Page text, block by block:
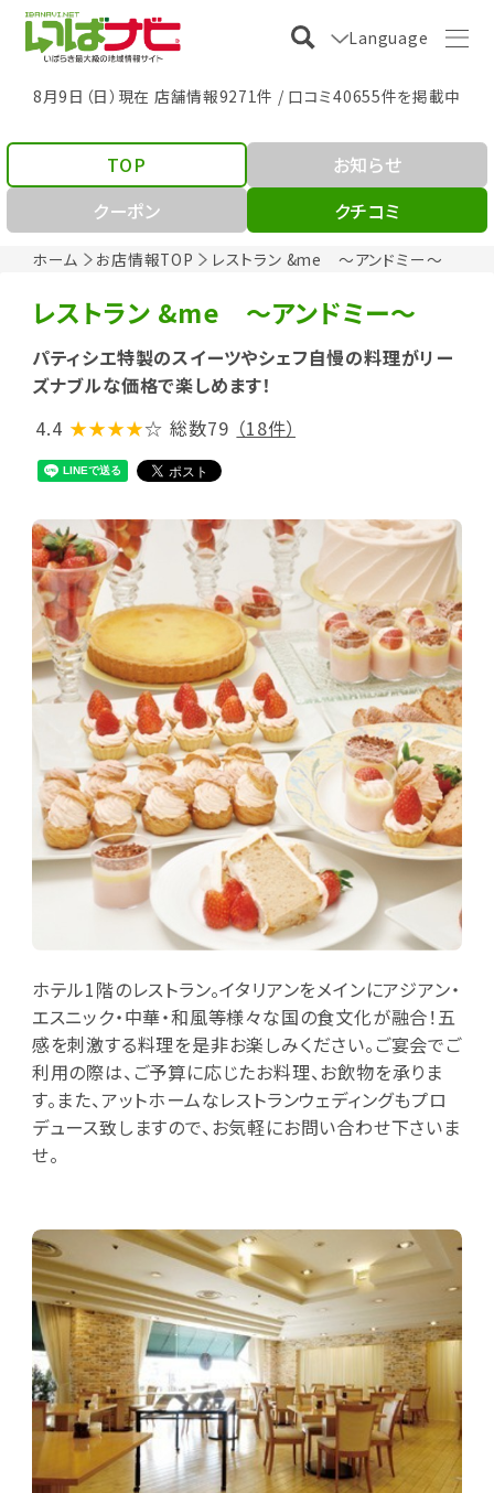
Language
8月9日（日）現在 店舗情報9271件 / 口コミ40655件を掲載中
ホーム お店情報TOP レストラン &me ～アンドミー～
TOP
お知らせ
クーポン
クチコミ
レストラン &me ～アンドミー～
パティシエ特製のスイーツやシェフ自慢の料理がリー
ズナブルな価格で楽しめます！
4.4 ★★★★☆ 総数79 （18件）
ホテル1階のレストラン。イタリアンをメインにアジアン・
エスニック・中華・和風等様々な国の食文化が融合！五
感を刺激する料理を是非お楽しみください。ご宴会でご
利用の際は、ご予算に応じたお料理、お飲物を承りま
す。また、アットホームなレストランウェディングもプロ
デュース致しますので、お気軽にお問い合わせ下さいま
せ。